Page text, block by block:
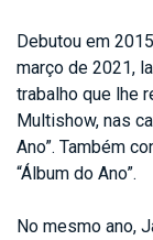
Debutou em
março de 2021,
trabalho que lhe
Multishow, nas
Ano”. Também
“Álbum do Ano”.
No mesmo ano,